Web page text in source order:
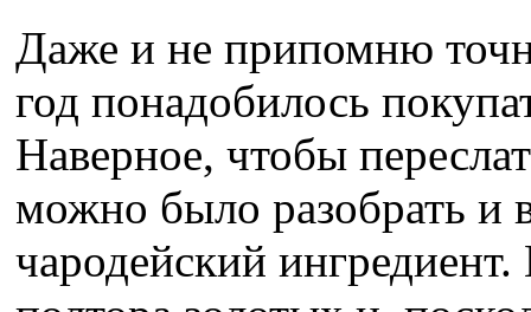
Даже и не припомню
год понадобилось
Наверное, чтобы
можно было разобрать и
чародейский